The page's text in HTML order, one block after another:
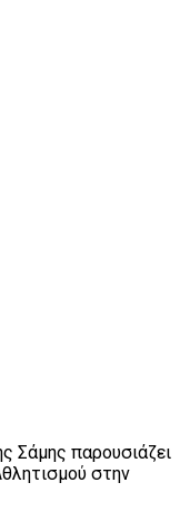
Σάμης παρουσιάζει
στην